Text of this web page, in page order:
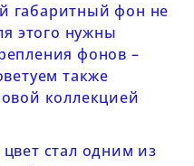
габаритный фон не
этого нужны
фонов –
также
коллекцией
стал одним из